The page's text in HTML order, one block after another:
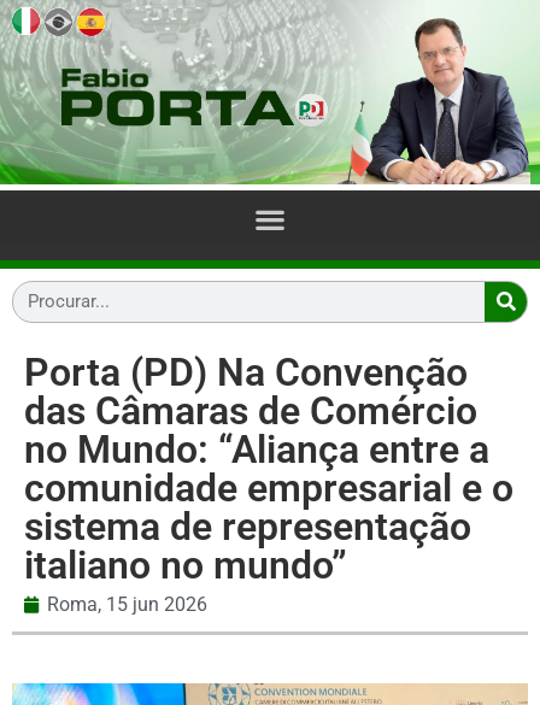
Porta (PD) Na Convenção
das Câmaras de Comércio
no Mundo: “Aliança entre a
comunidade empresarial e o
sistema de representação
italiano no mundo”
Roma, 15 jun 2026